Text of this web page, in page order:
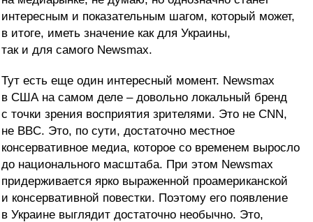
интересным и показательным шагом, который может,
в итоге, иметь значение как для Украины,
так и для самого Newsmax.
Тут есть еще один интересный момент. Newsmax
в США на самом деле – довольно локальный бренд
с точки зрения восприятия зрителями. Это не CNN,
не BBC. Это, по сути, достаточно местное
консервативное медиа, которое со временем выросло
до национального масштаба. При этом Newsmax
придерживается ярко выраженной проамериканской
и консервативной повестки. Поэтому его появление
в Украине выглядит достаточно необычно. Это,